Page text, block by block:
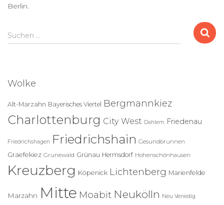
Berlin.
S
u
n
a
c
:
Suchen …
Wolke
Alt-Marzahn Bayerisches Viertel Bergmannkiez
Charlottenburg City West Dahlem Friedenau
Friedrichshagen Friedrichshain Gesundbrunnen
Graefekiez Grunewald Grünau Hermsdorf Hohenschönhausen
Kreuzberg Köpenick Lichtenberg Marienfelde
Marzahn Mitte Moabit Neukölln Neu Venedig